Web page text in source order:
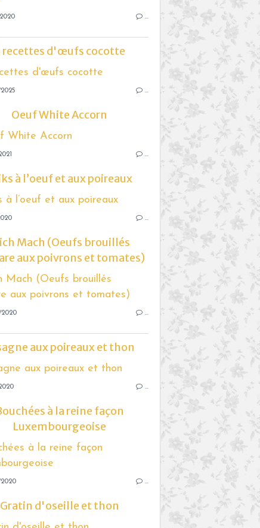
…
recettes d'œufs cocotte
…
Oeuf White Accorn
…
à l’oeuf et aux poireaux
…
Mach (Oeufs brouillés
aux poivrons et tomates)
…
aux poireaux et thon
…
à la reine façon
Luxembourgeoise
…
Gratin d'oseille et thon